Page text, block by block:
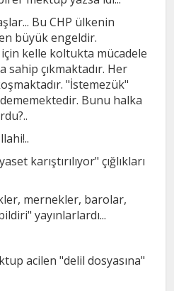
Bu CHP ülkenin
büyük engeldir.
kelle koltukta mücadele
sahip çıkmaktadır. Her
"İstemezük"
Bunu halka
karıştırılıyor" çığlıkları
mernekler, barolar,
yayınlarlardı...
acilen "delil dosyasına"